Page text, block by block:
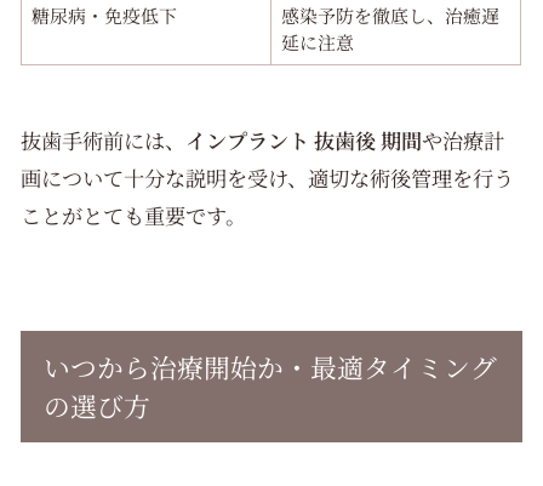
糖尿病・免疫低下
感染予防を徹底し、治癒遅
延に注意
抜歯手術前には、 インプラント 抜歯後 期間や治療計
画について十分な説明を受け、適切な術後管理を行う
ことがとても重要です。
いつから治療開始か・最適タイミング
の選び方